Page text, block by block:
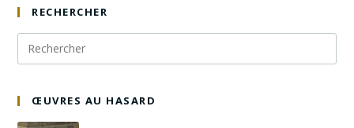
RECHERCHER
ŒUVRES AU HASARD